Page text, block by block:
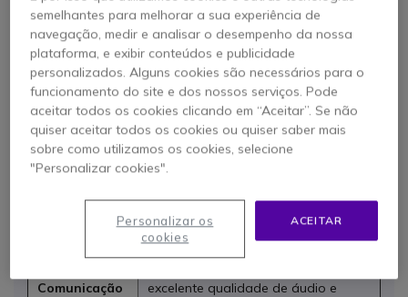
Kenwood
A Kenwood desenvolve soluções de radiocomunicações
profissionais para empresas que necessitam de uma
comunicação rápida, clara e fiável. Os seus walkie-talkies,
disponíveis em versões com e sem licença, consoante o
modelo, destacam-se pela qualidade de áudio, resistência
e facilidade de utilização. Na Onedirect encontrará uma
seleção de walkie-talkies Kenwood e acessórios para
hotelaria, o comércio e os eventos.
Comunicação
Os walkie-talkies Kenwood foram
excelente qualidade de áudio e
semelhantes para melhorar a sua experiência de
navegação, medir e analisar o desempenho da nossa
plataforma, e exibir conteúdos e publicidade
personalizados. Alguns cookies são necessários para o
funcionamento do site e dos nossos serviços. Pode
aceitar todos os cookies clicando em “Aceitar”. Se não
quiser aceitar todos os cookies ou quiser saber mais
sobre como utilizamos os cookies, selecione
"Personalizar cookies".
ACEITAR
Personalizar os
cookies